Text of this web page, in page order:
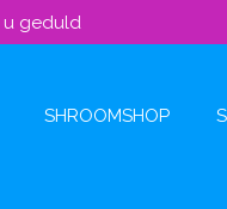
u geduld
SHROOMSHOP